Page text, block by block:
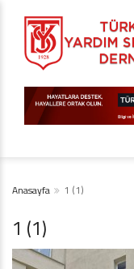
Anasayfa 1 (1)
1 (1)